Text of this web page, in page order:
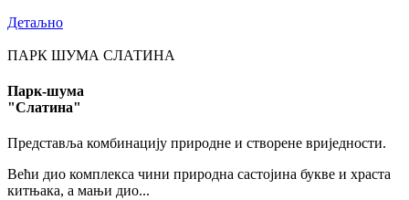
Детаљно
ПАРК ШУМА СЛАТИНА
Парк-шума
"Слатина"
Представља комбинацију природне и створене вриједности.
Већи дио комплекса чини природна састојина букве и храста
китњака, а мањи дио...